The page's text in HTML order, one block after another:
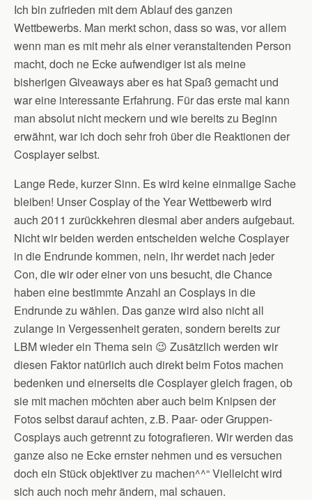
Ich bin zufrieden mit dem Ablauf des ganzen
Wettbewerbs. Man merkt schon, dass so was, vor allem
wenn man es mit mehr als einer veranstaltenden Person
macht, doch ne Ecke aufwendiger ist als meine
bisherigen Giveaways aber es hat Spaß gemacht und
war eine interessante Erfahrung. Für das erste mal kann
man absolut nicht meckern und wie bereits zu Beginn
erwähnt, war ich doch sehr froh über die Reaktionen der
Cosplayer selbst.
Lange Rede, kurzer Sinn. Es wird keine einmalige Sache
bleiben! Unser Cosplay of the Year Wettbewerb wird
auch 2011 zurückkehren diesmal aber anders aufgebaut.
Nicht wir beiden werden entscheiden welche Cosplayer
in die Endrunde kommen, nein, ihr werdet nach jeder
Con, die wir oder einer von uns besucht, die Chance
haben eine bestimmte Anzahl an Cosplays in die
Endrunde zu wählen. Das ganze wird also nicht all
zulange in Vergessenheit geraten, sondern bereits zur
LBM wieder ein Thema sein 😉 Zusätzlich werden wir
diesen Faktor natürlich auch direkt beim Fotos machen
bedenken und einerseits die Cosplayer gleich fragen, ob
sie mit machen möchten aber auch beim Knipsen der
Fotos selbst darauf achten, z.B. Paar- oder Gruppen-
Cosplays auch getrennt zu fotografieren. Wir werden das
ganze also ne Ecke ernster nehmen und es versuchen
doch ein Stück objektiver zu machen^^“ Vielleicht wird
sich auch noch mehr ändern, mal schauen.